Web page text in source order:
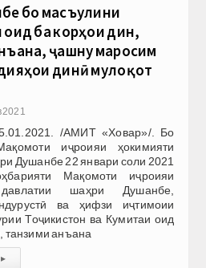
бо масъулини
оид ба корҳои дин,
ҷашну маросим
динӣ мулоқот
2021
/АМИТ «Ховар»/. Бо
иҷроияи ҳокимияти
Душанбе 22 январи соли 2021
Мақомоти иҷроияи
шаҳри Душанбе,
ва ҳифзи иҷтимоии
Тоҷикистон ва Кумитаи оид
танзими анъана
▸